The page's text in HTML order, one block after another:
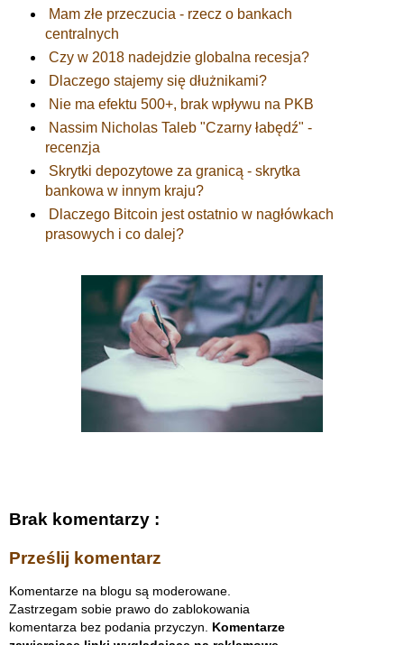
Mam złe przeczucia - rzecz o bankach
centralnych
Czy w 2018 nadejdzie globalna recesja?
Dlaczego stajemy się dłużnikami?
Nie ma efektu 500+, brak wpływu na PKB
Nassim Nicholas Taleb "Czarny łabędź" -
recenzja
Skrytki depozytowe za granicą - skrytka
bankowa w innym kraju?
Dlaczego Bitcoin jest ostatnio w nagłówkach
prasowych i co dalej?
Brak komentarzy :
Prześlij komentarz
Komentarze na blogu są moderowane.
Zastrzegam sobie prawo do zablokowania
komentarza bez podania przyczyn. Komentarze